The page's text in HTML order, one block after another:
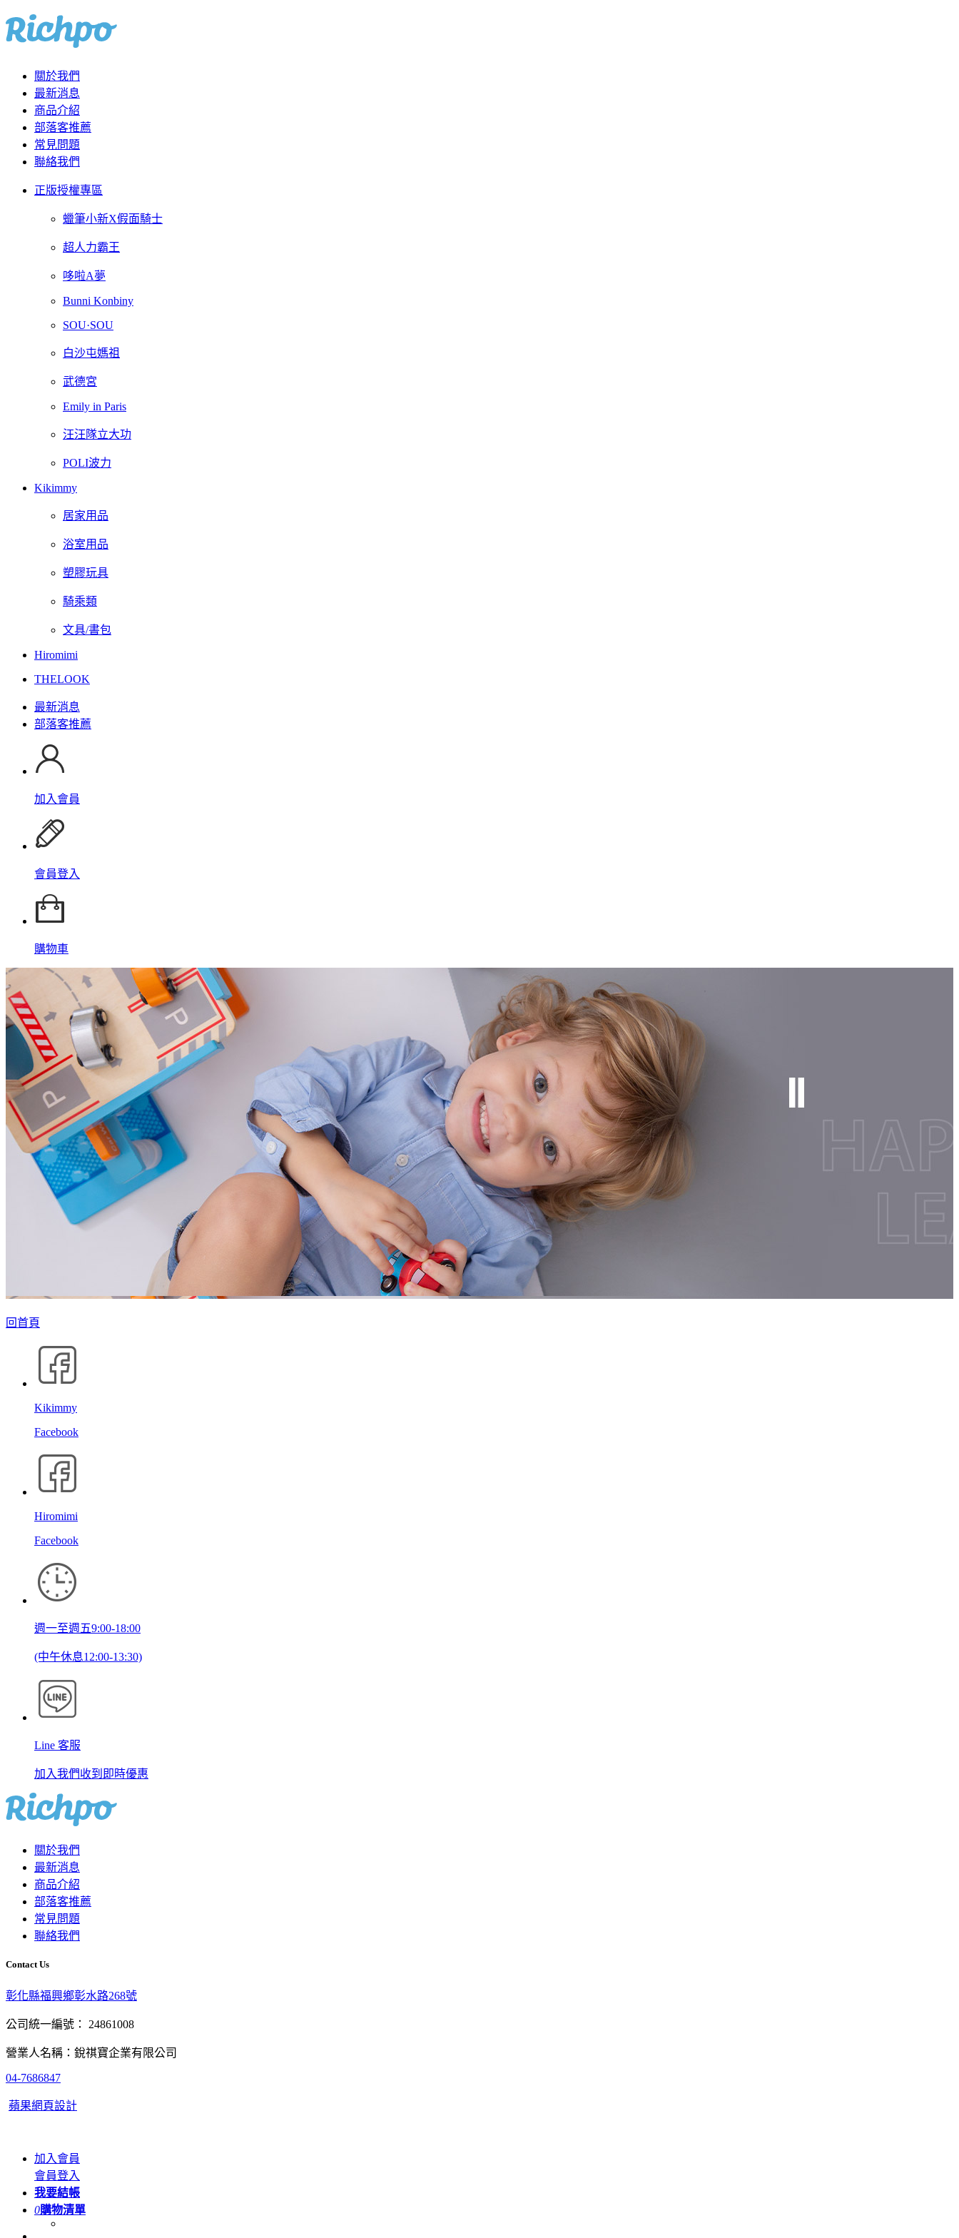
關於我們
最新消息
商品介紹
部落客推薦
常見問題
聯絡我們
正版授權專區
蠟筆小新X假面騎士
超人力霸王
哆啦A夢
Bunni Konbiny
SOU·SOU
白沙屯媽祖
武德宮
Emily in Paris
汪汪隊立大功
POLI波力
Kikimmy
居家用品
浴室用品
塑膠玩具
騎乘類
文具/書包
Hiromimi
THELOOK
最新消息
部落客推薦
加入會員
會員登入
購物車
回首頁
Kikimmy
Facebook
Hiromimi
Facebook
週一至週五9:00-18:00
(中午休息12:00-13:30)
Line 客服
加入我們收到即時優惠
關於我們
最新消息
商品介紹
部落客推薦
常見問題
聯絡我們
Contact Us
彰化縣福興鄉彰水路268號
公司統一編號： 24861008
營業人名稱：銳祺寶企業有限公司
04-7686847
蘋果網頁設計
加入會員
會員登入
我要結帳
0購物清單